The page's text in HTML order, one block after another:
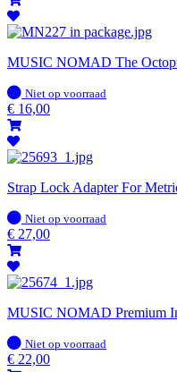
MUSIC NOMAD The
Op
voorraad
Niet op voorraad
€ 16,00
Strap Lock Adapter For
Op
voorraad
Niet op voorraad
€ 27,00
MUSIC NOMAD Premium
Op
voorraad
Niet op voorraad
€ 22,00